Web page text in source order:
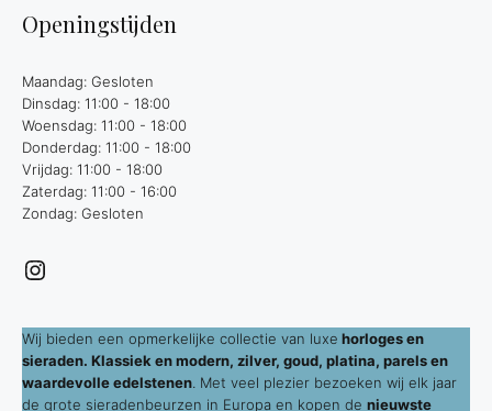
Openingstijden
Maandag: Gesloten
Dinsdag: 11:00 - 18:00
Woensdag: 11:00 - 18:00
Donderdag: 11:00 - 18:00
Vrijdag: 11:00 - 18:00
Zaterdag: 11:00 - 16:00
Zondag: Gesloten
Instagram
Wij bieden een opmerkelijke collectie van luxe horloges en
sieraden. Klassiek en modern, zilver, goud, platina, parels en
waardevolle edelstenen . Met veel plezier bezoeken wij elk jaar
de grote sieradenbeurzen in Europa en kopen de nieuwste